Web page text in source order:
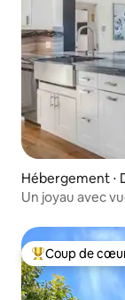
Hébergement ⋅
Un joyau avec
Coups de cœur
Coup de